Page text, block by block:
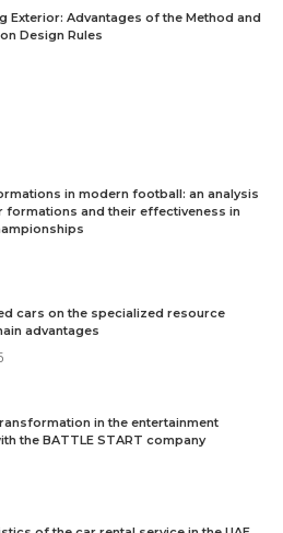
Exterior: Advantages of the Method and
Design Rules
in modern football: an analysis
formations and their effectiveness in
cars on the specialized resource
advantages
in the entertainment
the BATTLE START company